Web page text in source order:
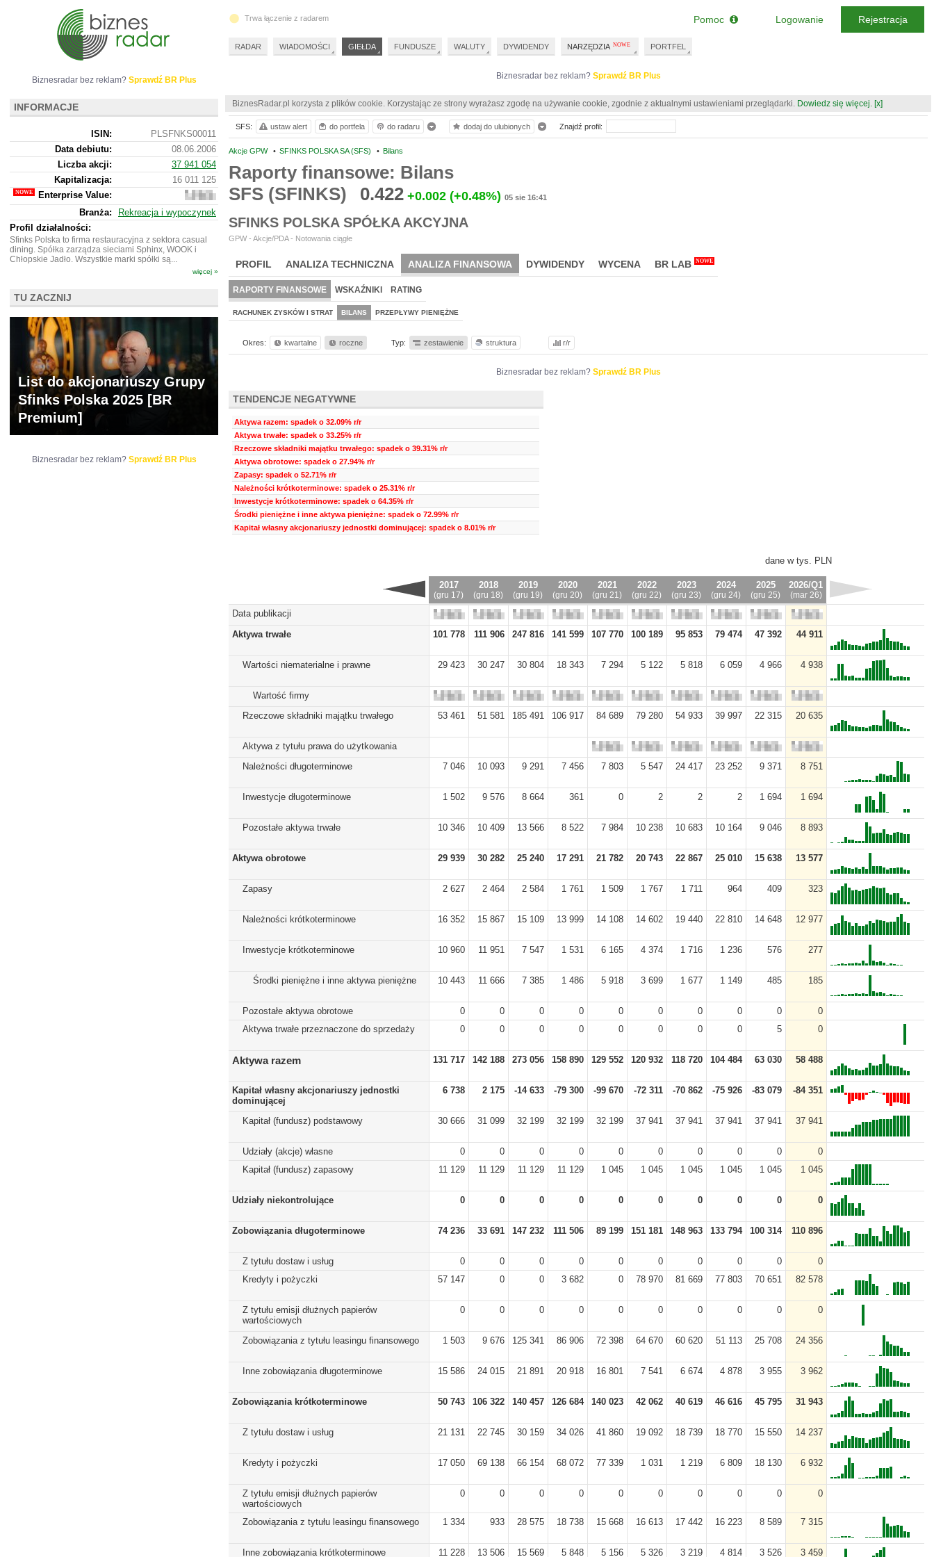
Biznesradar bez reklam? Sprawdź BR Plus
BiznesRadar.pl korzysta z plików cookie. Korzystając ze strony wyrażasz zgodę na używanie cookie, zgodnie z aktualnymi ustawieniami przeglądarki. Dowiedz się więcej. [x]
Akcje GPW • SFINKS POLSKA SA (SFS) • Bilans
Raporty finansowe: Bilans
SFS (SFINKS)
0.422 +0.002 (+0.48%) 05 sie 16:41
SFINKS POLSKA SPÓŁKA AKCYJNA
GPW - Akcje/PDA - Notowania ciągłe
PROFIL ANALIZA TECHNICZNA ANALIZA FINANSOWA DYWIDENDY WYCENA BR LAB NOWE
RAPORTY FINANSOWE WSKAŹNIKI RATING
RACHUNEK ZYSKÓW I STRAT BILANS PRZEPŁYWY PIENIĘŻNE
Okres: kwartalne roczne Typ: zestawienie struktura r/r
Biznesradar bez reklam? Sprawdź BR Plus
TENDENCJE NEGATYWNE
Aktywa razem: spadek o 32.09% r/r
Aktywa trwałe: spadek o 33.25% r/r
Rzeczowe składniki majątku trwałego: spadek o 39.31% r/r
Aktywa obrotowe: spadek o 27.94% r/r
Zapasy: spadek o 52.71% r/r
Należności krótkoterminowe: spadek o 25.31% r/r
Inwestycje krótkoterminowe: spadek o 64.35% r/r
Środki pieniężne i inne aktywa pieniężne: spadek o 72.99% r/r
Kapitał własny akcjonariuszy jednostki dominującej: spadek o 8.01% r/r
dane w tys. PLN
2017
(gru 17)
2018
(gru 18)
2019
(gru 19)
2020
(gru 20)
2021
(gru 21)
2022
(gru 22)
2023
(gru 23)
2024
(gru 24)
2025
(gru 25)
2026/Q1
(mar 26)
Data publikacji
Aktywa trwałe
101 778 111 906 247 816 141 599 107 770 100 189 95 853 79 474 47 392 44 911
Wartości niematerialne i prawne 29 423 30 247 30 804 18 343 7 294 5 122 5 818 6 059 4 966 4 938
Wartość firmy
Rzeczowe składniki majątku trwałego
53 461 51 581 185 491 106 917 84 689 79 280 54 933 39 997 22 315 20 635
Aktywa z tytułu prawa do użytkowania
Należności długoterminowe
7 046 10 093 9 291 7 456 7 803 5 547 24 417 23 252 9 371 8 751
Inwestycje długoterminowe 1 502 9 576 8 664 361 0 2 2 2 1 694 1 694
Pozostałe aktywa trwałe 10 346 10 409 13 566 8 522 7 984 10 238 10 683 10 164 9 046 8 893
Aktywa obrotowe 29 939 30 282 25 240 17 291 21 782 20 743 22 867 25 010 15 638 13 577
Zapasy 2 627 2 464 2 584 1 761 1 509 1 767 1 711 964 409 323
Należności krótkoterminowe 16 352 15 867 15 109 13 999 14 108 14 602 19 440 22 810 14 648 12 977
Inwestycje krótkoterminowe 10 960 11 951 7 547 1 531 6 165 4 374 1 716 1 236 576 277
Środki pieniężne i inne aktywa pieniężne 10 443 11 666 7 385 1 486 5 918 3 699 1 677 1 149 485 185
Pozostałe aktywa obrotowe 0 0 0 0 0 0 0 0 0
0
Aktywa trwałe przeznaczone do sprzedaży
0 0 0 0 0 0 0 0 5 0
Aktywa razem 131 717 142 188 273 056 158 890 129 552 120 932 118 720 104 484 63 030 58 488
Kapitał własny akcjonariuszy jednostki
dominującej
6 738 2 175 -14 633 -79 300 -99 670 -72 311 -70 862 -75 926 -83 079 -84 351
Kapitał (fundusz) podstawowy 30 666 31 099 32 199 32 199 32 199 37 941 37 941 37 941 37 941 37 941
Udziały (akcje) własne 0 0 0 0 0 0 0 0 0
0
Kapitał (fundusz) zapasowy
11 129 11 129 11 129 11 129 1 045 1 045 1 045 1 045 1 045 1 045
Udziały niekontrolujące 0 0 0 0 0 0 0 0 0 0
Zobowiązania długoterminowe 74 236 33 691 147 232 111 506 89 199 151 181 148 963 133 794 100 314 110 896
Z tytułu dostaw i usług 0 0 0 0 0 0 0 0 0
0
Kredyty i pożyczki
57 147 0 0 3 682 0 78 970 81 669 77 803 70 651 82 578
Z tytułu emisji dłużnych papierów
wartościowych
0 0 0 0 0 0 0 0 0 0
Zobowiązania z tytułu leasingu finansowego 1 503 9 676 125 341 86 906 72 398 64 670 60 620 51 113 25 708 24 356
Inne zobowiązania długoterminowe 15 586 24 015 21 891 20 918 16 801 7 541 6 674 4 878 3 955 3 962
Zobowiązania krótkoterminowe 50 743 106 322 140 457 126 684 140 023 42 062 40 619 46 616 45 795 31 943
Z tytułu dostaw i usług 21 131 22 745 30 159 34 026 41 860 19 092 18 739 18 770 15 550 14 237
Kredyty i pożyczki 17 050 69 138 66 154 68 072 77 339 1 031 1 219 6 809 18 130 6 932
Z tytułu emisji dłużnych papierów
wartościowych
0 0 0 0 0 0 0 0 0 0
Zobowiązania z tytułu leasingu finansowego 1 334 933 28 575 18 738 15 668 16 613 17 442 16 223 8 589 7 315
Inne zobowiązania krótkoterminowe 11 228 13 506 15 569 5 848 5 156 5 326 3 219 4 814 3 526 3 459
SFS: ustaw alert do portfela do radaru dodaj do ulubionych Znajdź profil:
Biznesradar bez reklam? Sprawdź BR Plus
INFORMACJE
ISIN:
PLSFNKS00011
Data debiutu:
08.06.2006
Liczba akcji:
37 941 054
Kapitalizacja:
16 011 125
Enterprise Value:
137
007
125
Branża:
Rekreacja i wypoczynek
Profil działalności:
Sfinks Polska to firma restauracyjna z sektora casual
dining. Spółka zarządza sieciami Sphinx, WOOK i
Chłopskie Jadło. Wszystkie marki spółki są...
więcej »
TU ZACZNIJ
List do akcjonariuszy Grupy
Sfinks Polska 2025 [BR
Premium]
Biznesradar bez reklam? Sprawdź BR Plus
Trwa łączenie z radarem
RADAR WIADOMOŚCI GIEŁDA FUNDUSZE WALUTY DYWIDENDY NARZĘDZIA PORTFEL
Pomoc Logowanie Rejestracja